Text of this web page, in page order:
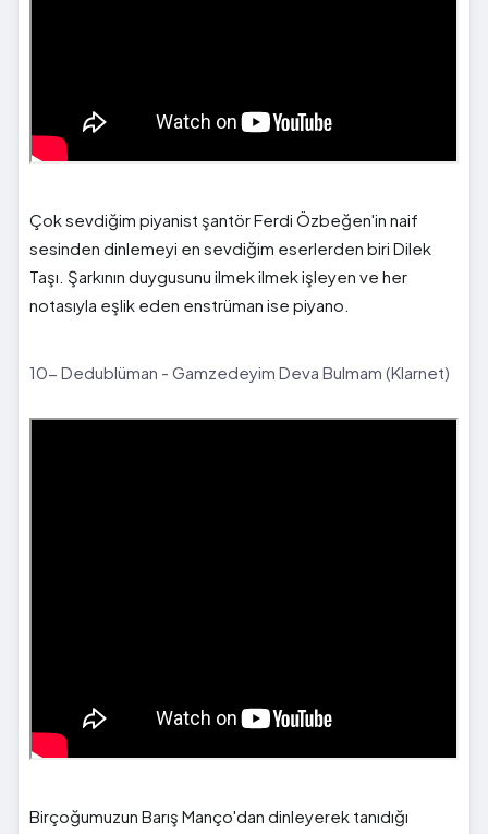
Çok sevdiğim piyanist şantör Ferdi Özbeğen'in naif
sesinden dinlemeyi en sevdiğim eserlerden biri Dilek
Taşı. Şarkının duygusunu ilmek ilmek işleyen ve her
notasıyla eşlik eden enstrüman ise piyano.
10- Dedublüman - Gamzedeyim Deva Bulmam (Klarnet)
Birçoğumuzun Barış Manço'dan dinleyerek tanıdığı